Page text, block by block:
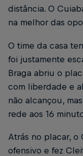
distância. O
na melhor das
O time da casa
foi justamente
Braga abriu o
com liberdade e
não alcançou,
rede aos 16
Atrás no placar, o
ofensivo e fez